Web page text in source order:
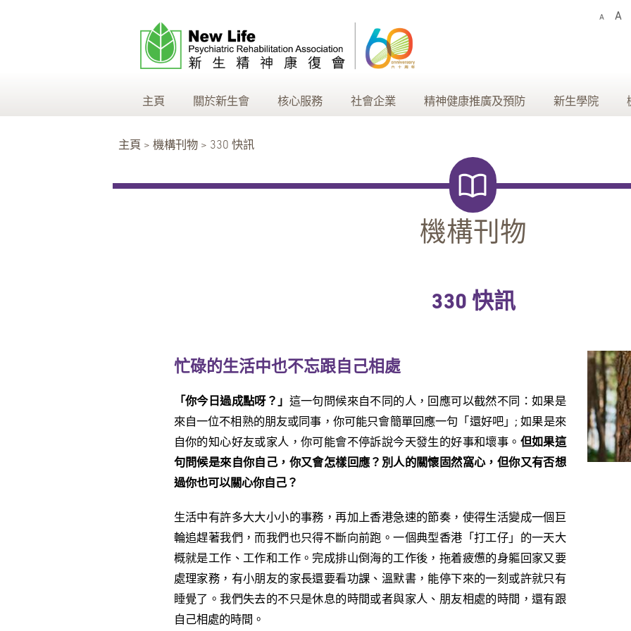
A A
主頁 關於新生會 核心服務 社會企業 精神健康推廣及預防 新生學院
主頁 > 機構刊物 > 330 快訊
機構刊物
330 快訊
忙碌的生活中也不忘跟自己相處
「你今日過成點呀？」 這一句問候來自不同的人，回應可以截然不同：如果是
來自一位不相熟的朋友或同事，你可能只會簡單回應一句「還好吧」; 如果是來
自你的知心好友或家人，你可能會不停訴說今天發生的好事和壞事。 但如果這
句問候是來自你自己，你又會怎樣回應？別人的關懷固然窩心，但你又有否想
過你也可以關心你自己？
生活中有許多大大小小的事務，再加上香港急速的節奏，使得生活變成一個巨
輪追趕著我們，而我們也只得不斷向前跑。一個典型香港「打工仔」的一天大
概就是工作、工作和工作。完成排山倒海的工作後，拖着疲憊的身軀回家又要
處理家務，有小朋友的家長還要看功課、溫默書，能停下來的一刻或許就只有
睡覺了。我們失去的不只是休息的時間或者與家人、朋友相處的時間，還有跟
自己相處的時間。